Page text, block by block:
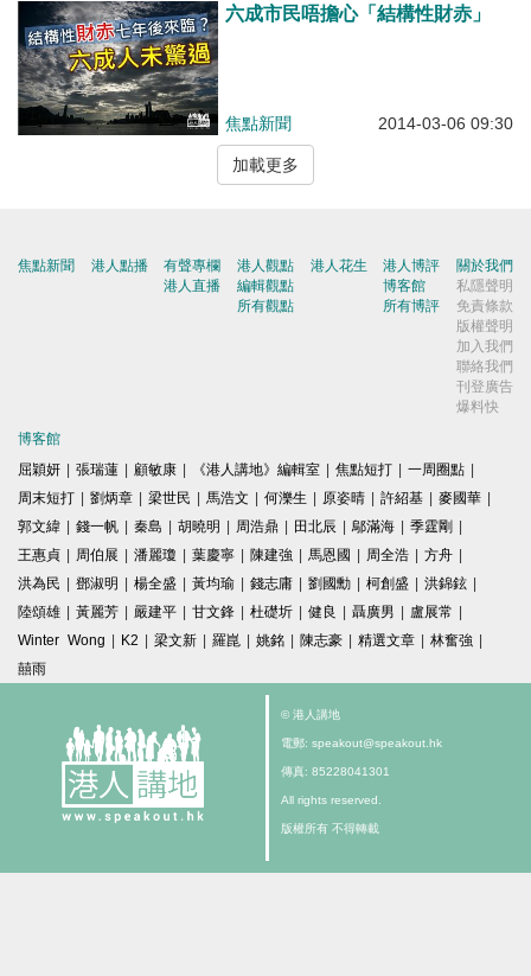
六成市民唔擔心「結構性財赤」
焦點新聞 2014-03-06 09:30
加載更多
焦點新聞 港人點播
有聲專欄
港人直播
港人觀點
編輯觀點
所有觀點
港人花生
港人博評
博客館
所有博評
關於我們
私隱聲明
免責條款
版權聲明
加入我們
聯絡我們
刊登廣告
爆料快
博客館
屈穎妍 | 張瑞蓮 | 顧敏康 | 《港人講地》編輯室 | 焦點短打 | 一周圈點 |
周末短打 | 劉炳章 | 梁世民 | 馬浩文 | 何濼生 | 原姿晴 | 許紹基 | 麥國華 |
郭文緯 | 錢一帆 | 秦島 | 胡曉明 | 周浩鼎 | 田北辰 | 鄔滿海 | 季霆剛 |
王惠貞 | 周伯展 | 潘麗瓊 | 葉慶寧 | 陳建強 | 馬恩國 | 周全浩 | 方舟 |
洪為民 | 鄧淑明 | 楊全盛 | 黃均瑜 | 錢志庸 | 劉國勳 | 柯創盛 | 洪錦鉉 |
陸頌雄 | 黃麗芳 | 嚴建平 | 甘文鋒 | 杜礎圻 | 健良 | 聶廣男 | 盧展常 |
Winter Wong | K2 | 梁文新 | 羅崑 | 姚銘 | 陳志豪 | 精選文章 | 林奮強 |
囍雨
© 港人講地
電郵: speakout@speakout.hk
傳真: 85228041301
All rights reserved.
版權所有 不得轉載